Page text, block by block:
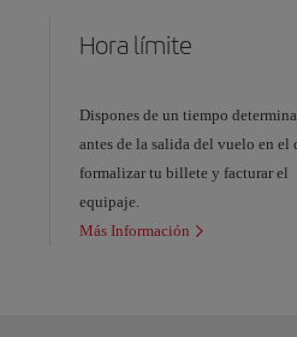
Hora límite
Dispones de un tiempo
antes de la salida del vuelo en el
formalizar tu billete y facturar el
equipaje.
Más Información